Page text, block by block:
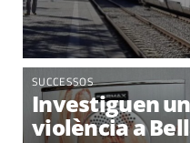
SUCCESSOS
Investiguen
violència a